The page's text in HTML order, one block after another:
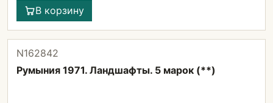
В корзину
N162842
Румыния 1971. Ландшафты. 5 марок (**)